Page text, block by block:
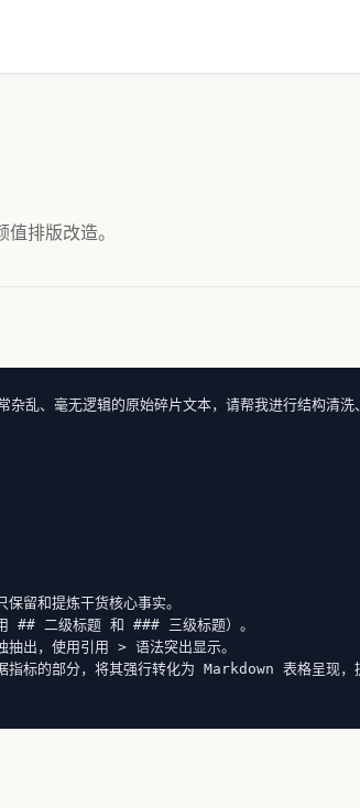
排版改造。
乱、毫无逻辑的原始碎片文本，请帮我进行结构清洗
留和提炼干货核心事实。
## 二级标题 和 ### 三级标题）。
出，使用引用 > 语法突出显示。
标的部分，将其强行转化为 Markdown 表格呈现，